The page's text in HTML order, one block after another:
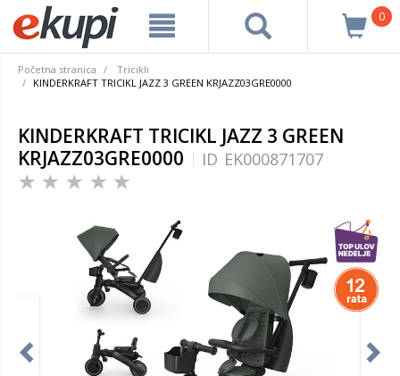
0
Početna stranica
Tricikli
KINDERKRAFT TRICIKL JAZZ 3 GREEN KRJAZZ03GRE0000
KINDERKRAFT TRICIKL JAZZ 3 GREEN
KRJAZZ03GRE0000
ID EK000871707